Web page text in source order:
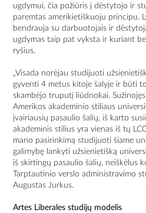
ugdymui, čia požiūris į dėstytojo ir
paremtas amerikietiškuoju principu.
bendrauja su darbuotojais ir
ugdymas taip pat vyksta ir kuriant
ryšius.
„Visada norėjau studijuoti
gyventi 4 metus kitoje šalyje ir būti
skambėjo truputį liūdnokai.
Amerikos akademinio stiliaus
įvairiausių pasaulio šalių, iš karto
akademinis stilius yra vienas iš tų
mano pasirinkimą studijuoti šiame
galimybę lankyti užsienietišką
iš skirtingų pasaulio šalių, neiškėlus
Tarptautinio verslo administravimo
Augustas Jurkus.
Artes Liberales studijų modelis